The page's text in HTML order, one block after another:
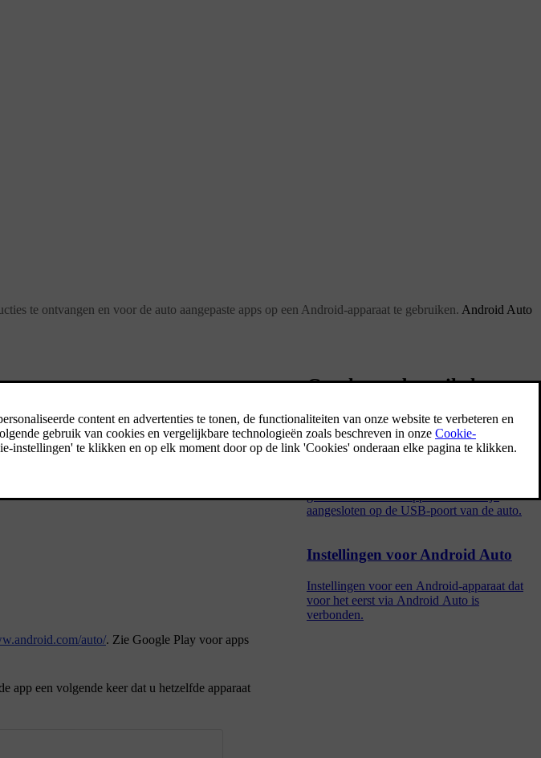
te ontvangen en voor de auto aangepaste apps op een Android-apparaat te gebruiken. Android Auto
auto/. Zie Google Play voor apps
app een volgende keer dat u hetzelfde apparaat
Gerelateerde artikelen
Android Auto gebruiken
geïnstalleerd en het apparaat moet zijn
aangesloten op de USB-poort van de auto.
Instellingen voor Android Auto
Instellingen voor een Android-apparaat dat
voor het eerst via Android Auto is
verbonden.